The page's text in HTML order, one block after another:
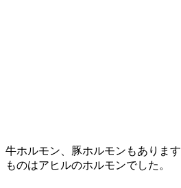
牛ホルモン、豚ホルモンもありま
ものはアヒルのホルモンでした。